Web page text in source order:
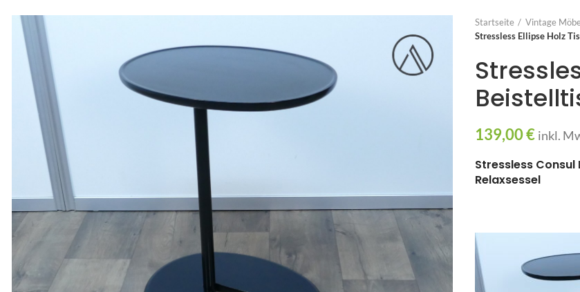
Startseite
Vintage
Stressless Ellipse Holz
139,00€ inkl.
Stressless Consul
Relaxsessel